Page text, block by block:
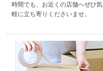
時間でも、お近くの店舗へぜひ気
軽に立ち寄りくださいませ。